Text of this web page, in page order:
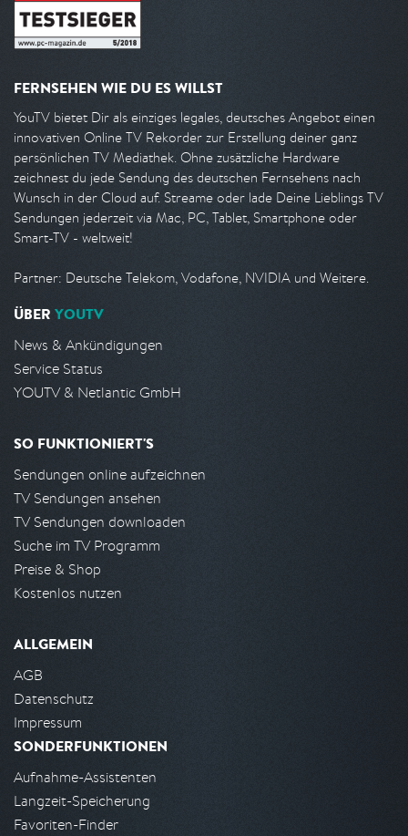
FERNSEHEN WIE DU ES WILLST
YouTV bietet Dir als einziges legales, deutsches Angebot einen
innovativen Online TV Rekorder zur Erstellung deiner ganz
persönlichen TV Mediathek. Ohne zusätzliche Hardware
zeichnest du jede Sendung des deutschen Fernsehens nach
Wunsch in der Cloud auf. Streame oder lade Deine Lieblings TV
Sendungen jederzeit via Mac, PC, Tablet, Smartphone oder
Smart-TV - weltweit!
Partner: Deutsche Telekom, Vodafone, NVIDIA und Weitere.
ÜBER YOUTV
News & Ankündigungen
Service Status
YOUTV & Netlantic GmbH
SO FUNKTIONIERT'S
Sendungen online aufzeichnen
TV Sendungen ansehen
TV Sendungen downloaden
Suche im TV Programm
Preise & Shop
Kostenlos nutzen
ALLGEMEIN
AGB
Datenschutz
Impressum
SONDERFUNKTIONEN
Aufnahme-Assistenten
Langzeit-Speicherung
Favoriten-Finder